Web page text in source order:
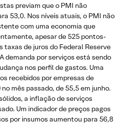
previam que o PMI não
53,0. Nos níveis atuais, o PMI não
com uma economia que
apesar de 525 pontos-
taxas de juros do Federal Reserve
demanda por serviços está sendo
nos perfil de gastos. Uma
recebidos por empresas de
mês passado, de 55,5 em junho.
a inflação de serviços
Um indicador de preços pagos
por insumos aumentou para 56,8